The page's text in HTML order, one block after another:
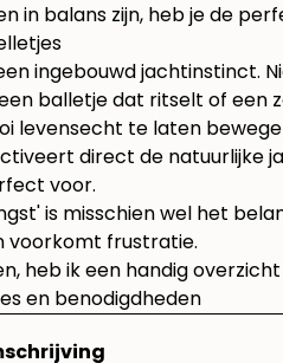
in balans zijn, heb je de
ingebouwd jachtinstinct.
balletje dat ritselt of een
levensecht te laten
direct de natuurlijke
voor.
is misschien wel het
voorkomt frustratie.
heb ik een handig
en benodigdheden